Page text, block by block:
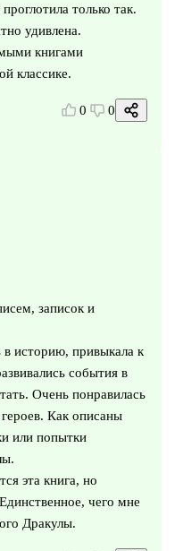
только так.
удивлена.
книгами
классике.
0 0
записок и
в историю, привыкала к
события в
Очень понравилась
Как описаны
или попытки
эта книга, но
чего мне
Дракулы.